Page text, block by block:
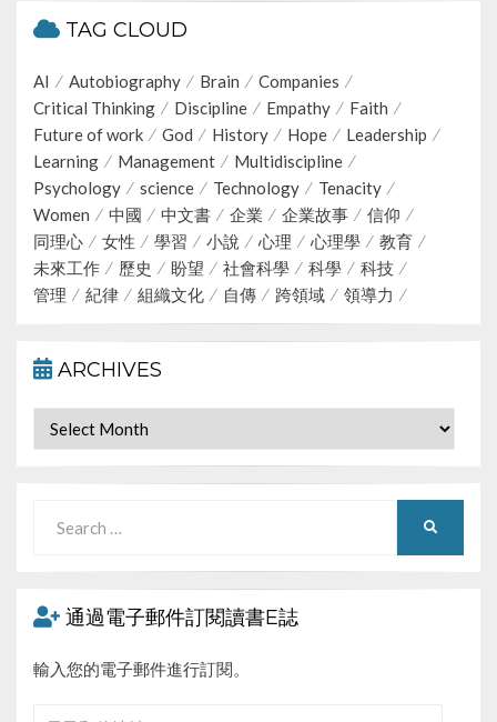
TAG CLOUD
AI Autobiography Brain
Companies
Critical Thinking
Discipline Empathy
Faith
Future of work
God History Hope
Leadership
Learning
Management
Multidiscipline
Psychology
science Technology
Tenacity
Women
中國 中文書 企業 企業故事
信仰
同理心
女性 學習 小說 心理 心理學
教育
未來工作
歷史 盼望 社會科學 科學
科技
管理
紀律 組織文化 自傳 跨領域 領導力
ARCHIVES
Archives
for:
通過電子郵件訂閱讀書E誌
輸入您的電子郵件進行訂閱。